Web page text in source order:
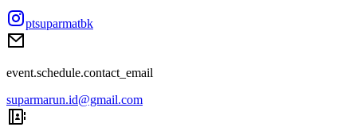
ptsuparmatbk
event.schedule.contact_email
suparmarun.id@gmail.com